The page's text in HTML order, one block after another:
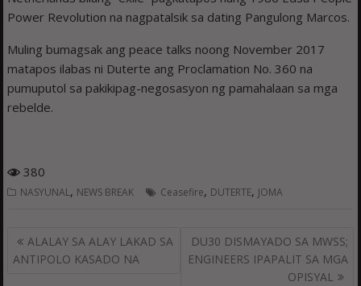
Power Revolution na nagpatalsik sa dating Pangulong Marcos.
Muling bumagsak ang peace talks noong November 2017
matapos ilabas ni Duterte ang Proclamation No. 360 na
pumuputol sa pakikipag-negosasyon ng pamahalaan sa mga
rebelde.
380
NASYUNAL, NEWS BREAK Ceasefire, DUTERTE, JOMA
Post
navigation
ALALAY SA ALAY LAKAD SA
ANTIPOLO KASADO NA
DU30 DISMAYADO SA MWSS;
ENGINEERS IPAPALIT SA MGA
OPISYAL